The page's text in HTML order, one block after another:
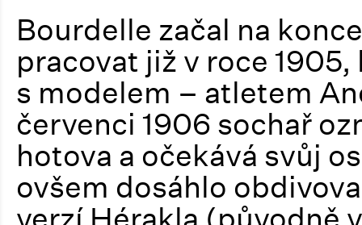
Bourdelle začal na
pracovat již v roce
s modelem – atletem
červenci 1906 sochař
hotova a očekává svůj
ovšem dosáhlo